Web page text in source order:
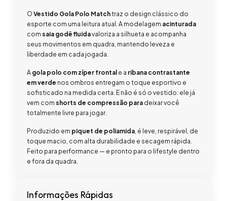
O Vestido Gola Polo Matchtraz o design clássico do
esporte com uma leitura atual. A modelagem acinturada
com saia godê fluidavaloriza a silhueta e acompanha
seus movimentos em quadra, mantendo leveza e
liberdade em cada jogada.
A gola polo com zíper frontal e a ribana contrastante
em verde nos ombros entregam o toque esportivo e
sofisticado na medida certa. E não é só o vestido: ele já
vem com shorts de compressão para deixar você
totalmente livre para jogar.
Produzido em piquet de poliamida, é leve, respirável, de
toque macio, com alta durabilidade e secagem rápida.
Feito para performance — e pronto para o lifestyle dentro
e fora da quadra.
Informações Rápidas